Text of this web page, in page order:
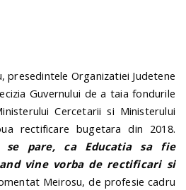
presedintele Organizatiei Judetene
Guvernului de a taia fondurile
Cercetarii si Ministerului
rectificare bugetara din 2018.
se pare, ca Educatia sa fie
vine vorba de rectificari si
Meirosu, de profesie cadru